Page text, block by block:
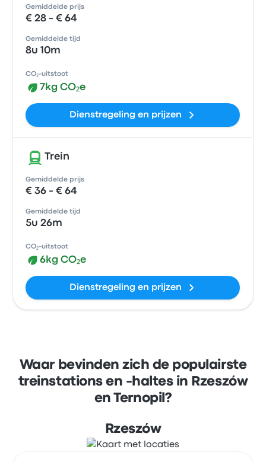
Gemiddelde prijs
€ 28 - € 64
Gemiddelde tijd
8u 10m
CO₂-uitstoot
7kg CO₂e
Dienstregeling en prijzen
Trein
Gemiddelde prijs
€ 36 - € 64
Gemiddelde tijd
5u 26m
CO₂-uitstoot
6kg CO₂e
Dienstregeling en prijzen
Waar bevinden zich de populairste
treinstations en -haltes in Rzeszów
en Ternopil?
Rzeszów